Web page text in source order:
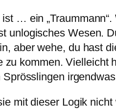
… ein
unlogisches Wesen.
aber wehe, du hast
kommen.
mit dieser Logik